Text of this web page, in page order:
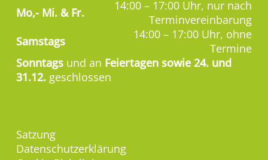
Mo,- Mi. & Fr.
14:00 – 17:00 Uhr, nur nach
Terminvereinbarung
Samstags
14:00 – 17:00 Uhr, ohne
Termine
Sonntags und an Feiertagen sowie 24. und
31.12. geschlossen
Satzung
Datenschutzerklärung